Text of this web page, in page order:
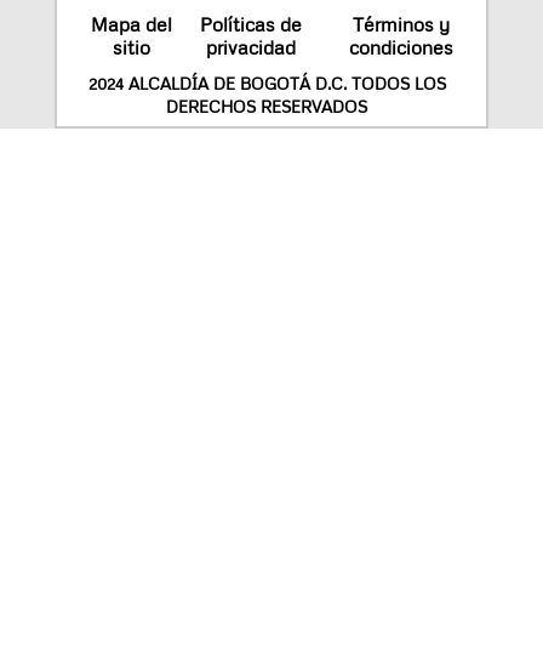
Mapa del
sitio
Políticas de
privacidad
Términos y
condiciones
2024 ALCALDÍA DE BOGOTÁ D.C. TODOS LOS
DERECHOS RESERVADOS